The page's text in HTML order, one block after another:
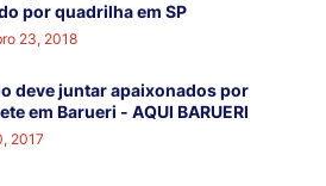
por quadrilha em SP
23, 2018
deve juntar apaixonados por
em Barueri - AQUI BARUERI
2017